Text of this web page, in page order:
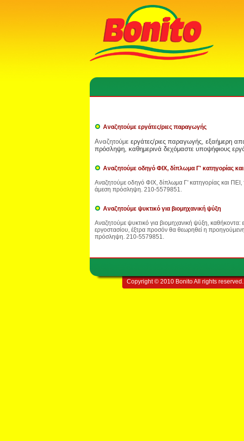
Αναζητούμε εργάτες/ριες παραγωγής
Αναζητούμε εργάτες/ριες παραγωγής, εξαήμερη
πρόσληψη, καθημερινά δεχόμαστε υποψήφιους
Αναζητούμε οδηγό ΦΙΧ, δίπλωμα Γ' κατηγορίας και
Αναζητούμε οδηγό ΦΙΧ, δίπλωμα Γ' κατηγορίας και
άμεση πρόσληψη. 210-5579851.
Αναζητούμε ψυκτικό για βιομηχανική ψύξη
Αναζητούμε ψυκτικό για βιομηχανική ψύξη,
εργοστασίου, έξτρα προσόν θα θεωρηθεί η
πρόσληψη. 210-5579851.
Copyright © 2010 Bonito All rights reserved.